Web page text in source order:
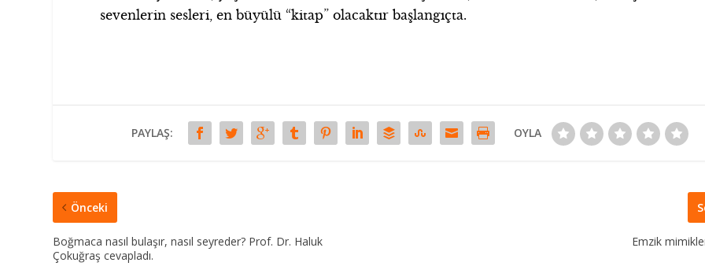
sevenlerin sesleri, en büyülü “kitap” olacaktır başlangıçta.
PAYLAŞ: OYLA
Önceki
Boğmaca nasıl bulaşır, nasıl seyreder? Prof. Dr. Haluk
Çokuğraş cevapladı.
Emzik